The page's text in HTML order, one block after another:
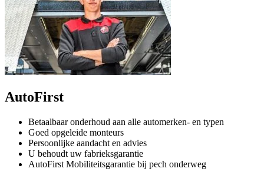
AutoFirst
Betaalbaar onderhoud aan alle automerken- en typen
Goed opgeleide monteurs
Persoonlijke aandacht en advies
U behoudt uw fabrieksgarantie
AutoFirst Mobiliteitsgarantie bij pech onderweg